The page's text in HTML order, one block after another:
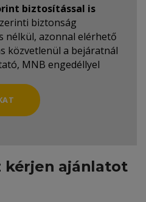
biztosítással is
biztonság
nélkül, azonnal elérhető
közvetlenül a bejáratnál
MNB engedéllyel
kérjen ajánlatot